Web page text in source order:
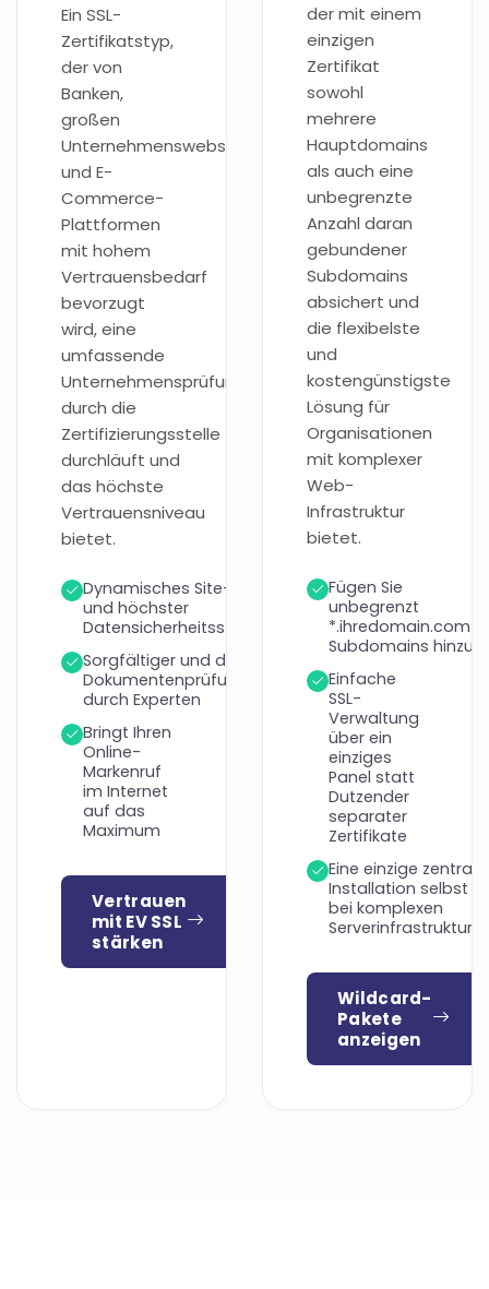
Ein SSL-
Zertifikatstyp,
der von
Banken,
großen
Unternehmenswebsites
und E-
Commerce-
Plattformen
mit hohem
Vertrauensbedarf
bevorzugt
wird, eine
umfassende
Unternehmensprüfung
durch die
Zertifizierungsstelle
durchläuft und
das höchste
Vertrauensniveau
bietet.
Dynamisches Site-Siegel
und höchster
Datensicherheitsstandard
Sorgfältiger und detaillierter
Dokumentenprüfungsprozess
durch Experten
Bringt Ihren
Online-
Markenruf
im Internet
auf das
Maximum
Vertrauen
mit EV SSL
stärken
der mit einem
einzigen
Zertifikat
sowohl
mehrere
Hauptdomains
als auch eine
unbegrenzte
Anzahl daran
gebundener
Subdomains
absichert und
die flexibelste
und
kostengünstigste
Lösung für
Organisationen
mit komplexer
Web-
Infrastruktur
bietet.
Fügen Sie
unbegrenzt
*.ihredomain.com-
Subdomains hinzu
Einfache
SSL-
Verwaltung
über ein
einziges
Panel statt
Dutzender
separater
Zertifikate
Eine einzige zentrale
Installation selbst
bei komplexen
Wildcard-
Pakete
anzeigen